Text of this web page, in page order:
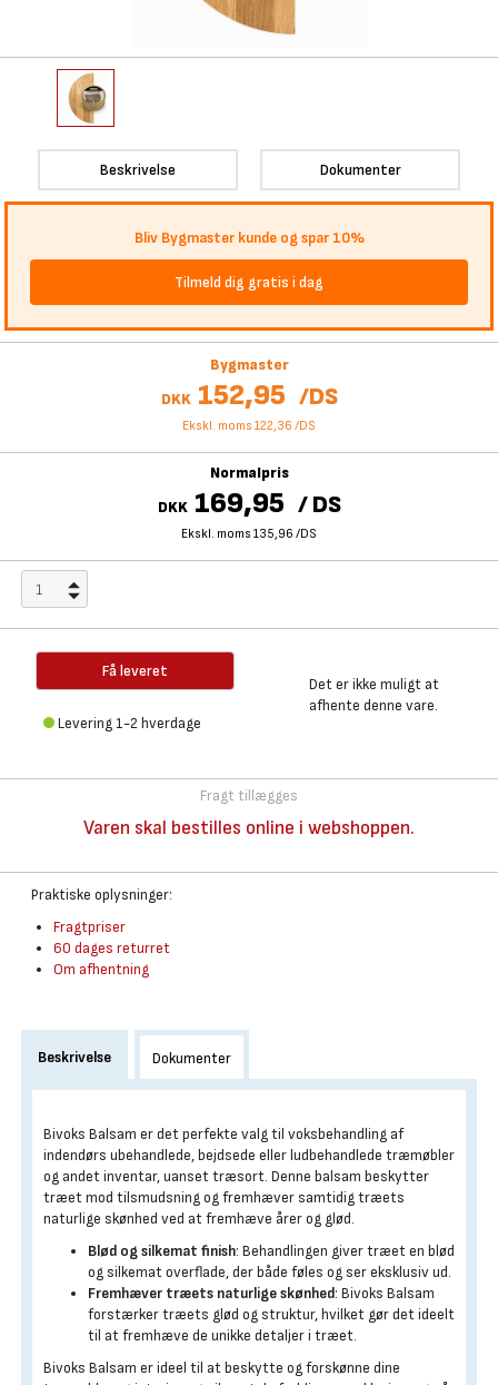
Beskrivelse Dokumenter
Bliv Bygmaster kunde og spar 10%
Tilmeld dig gratis i dag
Bygmaster
DKK 152,95 /DS
Ekskl. moms 122,36 /DS
Normalpris
DKK 169,95 / DS
Ekskl. moms 135,96 /DS
Få leveret
Levering 1-2 hverdage
Det er ikke muligt at
afhente denne vare.
Fragt tillægges
Varen skal bestilles online i webshoppen.
Praktiske oplysninger:
Fragtpriser
60 dages returret
Om afhentning
Beskrivelse Dokumenter
Bivoks Balsam er det perfekte valg til voksbehandling af
indendørs ubehandlede, bejdsede eller ludbehandlede træmøbler
og andet inventar, uanset træsort. Denne balsam beskytter
træet mod tilsmudsning og fremhæver samtidig træets
naturlige skønhed ved at fremhæve årer og glød.
Blød og silkemat finish: Behandlingen giver træet en blød
og silkemat overflade, der både føles og ser eksklusiv ud.
Fremhæver træets naturlige skønhed: Bivoks Balsam
forstærker træets glød og struktur, hvilket gør det ideelt
til at fremhæve de unikke detaljer i træet.
Bivoks Balsam er ideel til at beskytte og forskønne dine